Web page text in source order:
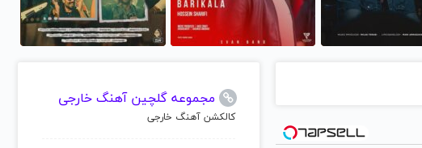
مجموعه گلچین آهنگ خارجی
کالکشن آهنگ خارجی